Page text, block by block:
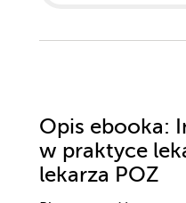
Opis ebooka:
w praktyce
lekarza POZ